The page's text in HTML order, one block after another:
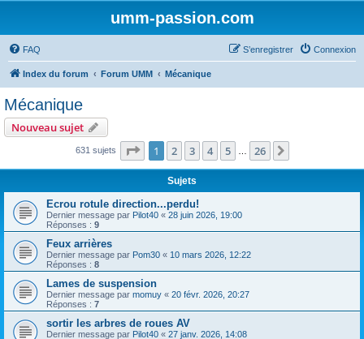
umm-passion.com
FAQ Connexion
S’enregistrer
Index du forum Forum UMM Mécanique
Mécanique
Nouveau sujet
631 sujets Page 1sur26
1 2 3 4 5 26
Sujets
Ecrou rotule direction...perdu!
Dernier message par Pilot40 « 28 juin 2026, 19:00
Réponses : 9
Feux arrières
Dernier message par Pom30 « 10 mars 2026, 12:22
Réponses : 8
Lames de suspension
Dernier message par momuy « 20 févr. 2026, 20:27
Réponses : 7
sortir les arbres de roues AV
Dernier message par Pilot40 « 27 janv. 2026, 14:08